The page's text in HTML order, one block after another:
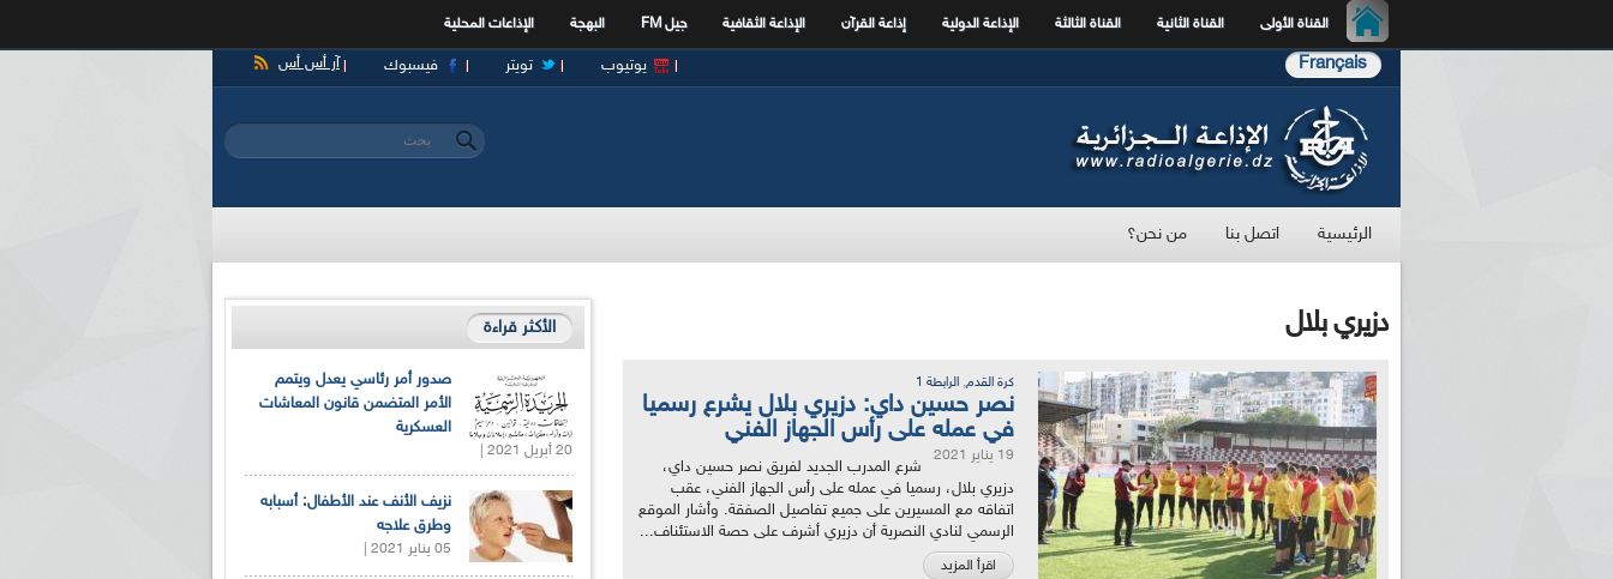
القناة الأولى القناة الثانية القناة الثالثة الإذاعة الدولية إذاعة القرآن الإذاعة الثقافية جيل FM البهجة الإذاعات المحلية
Français آر أس أس فيسبوك تويتر يوتيوب
استمارة البحث
‏بحث ‏
الرئيسية اتصل بنا من نحن؟
دزيري بلال
كرة القدم, الرابطة 1
نصر حسين داي: دزيري بلال يشرع رسميا
في عمله على رأس الجهاز الفني
19 يناير 2021
شرع المدرب الجديد لفريق نصر حسين داي،
دزيري بلال، رسميا في عمله على رأس الجهاز الفني، عقب
اتفاقه مع المسيرين على جميع تفاصيل الصفقة. وأشار الموقع
الرسمي لنادي النصرية أن دزيري أشرف على حصة الاستئناف...
اقرأ المزيد
الأكثر قراءة
صدور أمر رئاسي يعدل ويتمم
الأمر المتضمن قانون المعاشات
العسكرية
20 أبريل 2021 |
نزيف الأنف عند الأطفال: أسبابه
وطرق علاجه
05 يناير 2021 |